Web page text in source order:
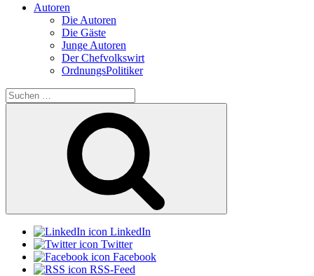
Autoren
Die Autoren
Die Gäste
Junge Autoren
Der Chefvolkswirt
OrdnungsPolitiker
Suchen
nach:
LinkedIn
Twitter
Facebook
RSS-Feed